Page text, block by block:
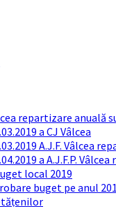
repartizare
a CJ Vâlcea
A.J.F. Vâlcea
a A.J.F.P.
local 2019
buget pe anul